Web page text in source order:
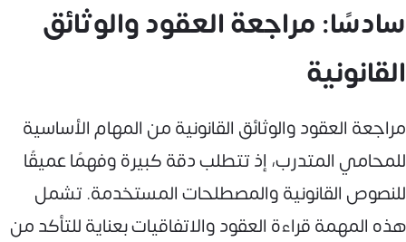
سادسًا: مراجعة العقود والوثائق
القانونية
مراجعة العقود والوثائق القانونية من المهام الأساسية
للمحامي المتدرب، إذ تتطلب دقة كبيرة وفهمًا عميقًا
للنصوص القانونية والمصطلحات المستخدمة. تشمل
هذه المهمة قراءة العقود والاتفاقيات بعناية للتأكد من